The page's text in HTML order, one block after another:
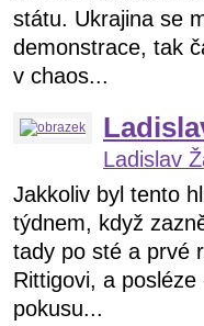
státu. Ukrajina se
demonstrace, tak
v chaos...
Ladislav
Jakkoliv byl tento
týdnem, když
tady po sté a prvé
Rittigovi, a
pokusu...